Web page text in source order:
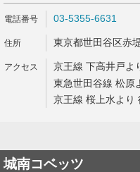
03-5355-6631
東京都世田谷区赤
京王線 下高井戸よ
東急世田谷線 松原
京王線 桜上水より
城南コベッツ